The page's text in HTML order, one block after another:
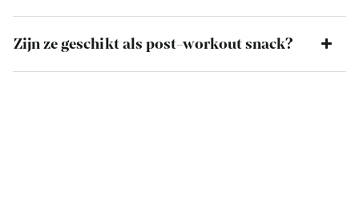
Zijn ze geschikt als post-workout snack?